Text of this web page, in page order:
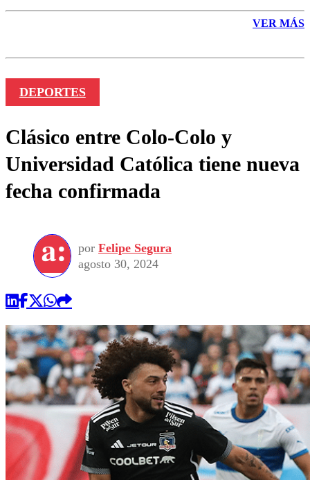
VER MÁS
DEPORTES
Clásico entre Colo-Colo y
Universidad Católica tiene nueva
fecha confirmada
por Felipe Segura
agosto 30, 2024